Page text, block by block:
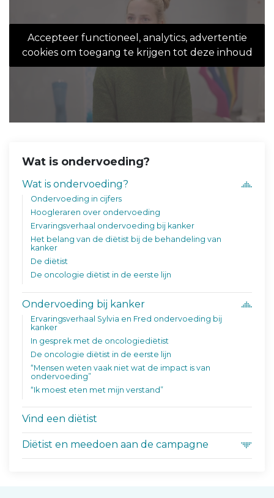
Accepteer functioneel, analytics, advertentie
cookies om toegang te krijgen tot deze inhoud
Wat is ondervoeding?
Wat is ondervoeding?
Ondervoeding in cijfers
Hoogleraren over ondervoeding
Ervaringsverhaal ondervoeding bij kanker
Het belang van de diëtist bij de behandeling van
kanker
De diëtist
De oncologie diëtist in de eerste lijn
Ondervoeding bij kanker
Ervaringsverhaal Sylvia en Fred ondervoeding bij
kanker
In gesprek met de oncologiediëtist
De oncologie diëtist in de eerste lijn
“Mensen weten vaak niet wat de impact is van
ondervoeding”
“Ik moest eten met mijn verstand”
Vind een diëtist
Diëtist en meedoen aan de campagne